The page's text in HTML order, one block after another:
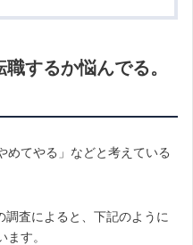
するか悩んでる。
めてやる」などと考えている
査によると、下記のように
す。